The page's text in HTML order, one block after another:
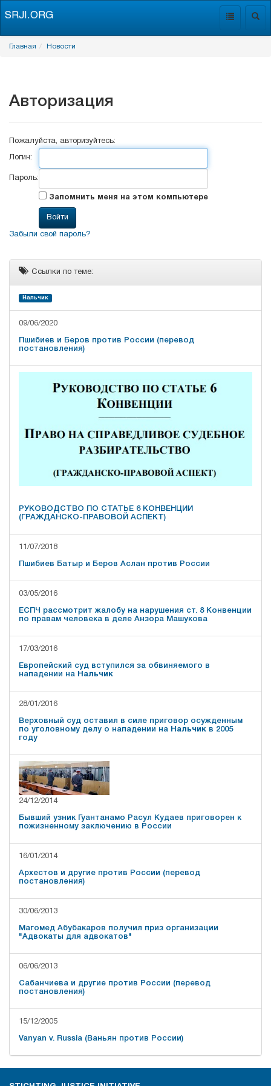
Toggle
SRJI.ORG
Главная Новости
Авторизация
Пожалуйста, авторизуйтесь:
Логин:
Пароль:
Запомнить меня на этом компьютере
Забыли свой пароль?
Ссылки по теме:
Нальчик
09/06/2020
Пшибиев и Беров против России (перевод
постановления)
РУКОВОДСТВО ПО СТАТЬЕ 6 КОНВЕНЦИИ
(ГРАЖДАНСКО-ПРАВОВОЙ АСПЕКТ)
11/07/2018
Пшибиев Батыр и Беров Аслан против России
03/05/2016
ЕСПЧ рассмотрит жалобу на нарушения ст. 8 Конвенции
по правам человека в деле Анзора Машукова
17/03/2016
Европейский суд вступился за обвиняемого в
нападении на Нальчик
28/01/2016
Верховный суд оставил в силе приговор осужденным
по уголовному делу о нападении на Нальчик в 2005
году
24/12/2014
Бывший узник Гуантанамо Расул Кудаев приговорен к
пожизненному заключению в России
16/01/2014
Архестов и другие против России (перевод
постановления)
30/06/2013
Магомед Абубакаров получил приз организации
"Адвокаты для адвокатов"
06/06/2013
Сабанчиева и другие против России (перевод
постановления)
15/12/2005
Vanyan v. Russia (Ваньян против России)